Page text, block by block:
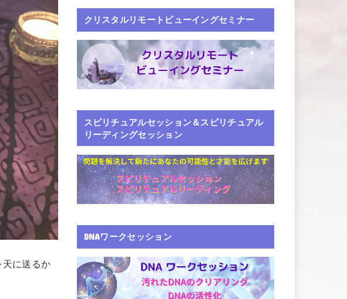
に送るか
クリスタルリモートビューイングセミナー
スピリチュアルセッション＆スピリチュアル
リーディングセッション
DNAワークセッション